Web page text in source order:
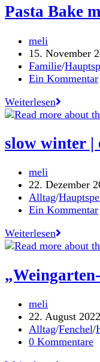
Pasta Bake
Beitrags-
Autor:
meli
Beitrag
veröffentlicht:
15. November
Beitrags-
Kategorie:
Familie/
Beitrags-
Ein Kommentar
WeiterlesenPasta
Bake
Tomaten,
Rotwein
slow winter |
Beitrags-
Autor:
meli
Beitrag
veröffentlicht:
22. Dezember
Beitrags-
Kategorie:
Alltag/
Beitrags-
Ein Kommentar
Weiterlesenslow
winter
ein
paar
Beitrags-
Autor:
meli
Beitrag
veröffentlicht:
22. August 2022
Beitrags-
Kategorie:
Alltag/Fenchel/
Beitrags-
0 Kommentare